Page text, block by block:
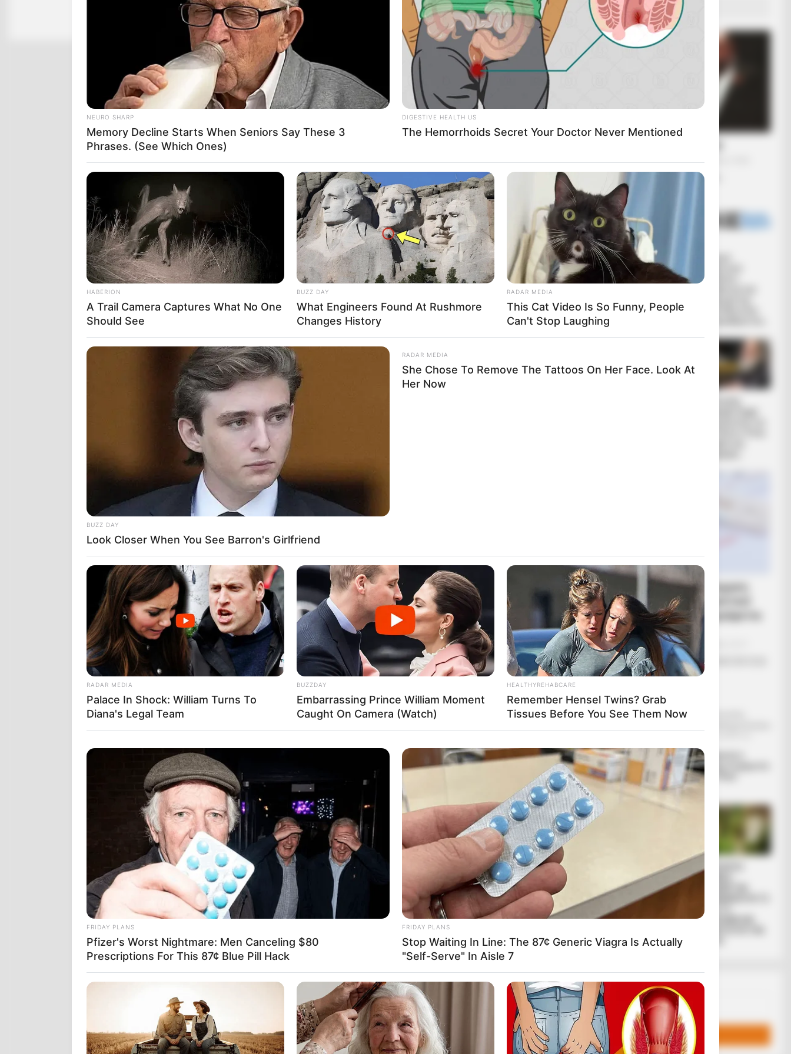
ΤΑΥΓΕΤΟΣ ΤΟ ΠΡΩΤΟ ΑΣΤΕΡΟΣΚΟΠΕΙΟ. Είναι γνωστό ότι … στην Κορυφή τού Ταϋγέτου,
υπάρχει μία Φυσική ΠΥΡΑΜΙΔΑ η οποία φαίνεται να είναι τεχνητά διαμορφωμένη και
χρησίμευε για Αστρονομικές παρατηρήσεις και μετρήσεις! Σύμφωνα με τον Διογένη τον
Λαέρτιο ήταν το αστεροσκοπείο τού Αναξίμανδρου, ο οποίος κατασκεύασε έναν γνώμονα που
ήλιος! Ήταν το ονομαστό ηλιακό ρολόι! Πόσο… ”τυχαίον”;;;;;!!!!!
προέρχονται από μία φράση η οποία χωρίζεται στα δύο, την: ”Εν Εαυτώ Ετάζον” που σημαίνει:
Αυτό που Εξετάζει (Ετάζει) τα Εντός τού Εαυτού του … Όσα δηλαδή γίνονται, μέσα στον Εαυτό
του.
Έτσι:• ΕΝΙΑΥΤΟΣ < εν εαυτώ • ΕΤΟΣ < ετάζον. Πράγματι, ο χρόνος (έτος) κρίνει την έκβαση
των πραγμάτων, εξετάζοντας (ετάζων) τα αίτια, που θα καθορίσουν τα αποτελέσματα των
αιτίων αυτών, μέσα στο χρόνο (εν εαυτώ). Άλλες δε λέξεις που σημαίνουν το ίδιο με τον
Ενιαυτό και χρησιμοποιούνται στην αρχαία Γραμματεία, είναι: ΈΝΟΣ, ΓΕΤΟΣ –ή– ΓΕΤΟΡ (εξ ού
& το αγγλ.=> Year), ΛΥΚΑΒΑΣ και ΏΡΟΣ, δηλώνοντας η καθεμία, μιά ξεχωριστή Ιδιότητα τού
Έτους.
Είναι ΕΝ-ΔΙΑ-ΦΕΡΟΝ να παρατηρήσουμε ότι, το όνομα Τ Α Ϋ Γ Ε Τ Ο Σ μπορεί
ετυμολογικά να αναλυθεί ως εξής:
ΔΗΜΟΦΙΛΗ ΑΡΘΡΑ
Πέμπτη, 29 Σεπτεμβρίου 2022, 19:54
Η omertà της Covid… “Αλλά...
Ο Υπόγειος
Πόλεμος είναι
γεγονός.. Το κυνήγι
Συμβούλιο:
ΕΠΕΙΓΟΝ: Στην απόφαση
ΑΠΑΓΟΡΕΥΣΗΣ rapid test
από τον Ε.Ο.Φ αναγράφεται
καθαρά ότι...
Σάββατο, 27 Αυγούστου 2022, 10:17
ΕΠΕΙΓΟΝ: Στην απόφαση ΑΠΑΓΟΡΕΥΣΗΣ
rapid...
Έρχεται το
μεγαλύτερο κραχ
στη σύγχρονη
Ιστορία
Διέρρευσε η
κρίσιμη συμφωνία
ΕΕ – Pfizer
Μια σημαντική και
δίκαιη ανάλυση
της ομιλίας του
Πούτιν.. Ο οποίος
δεν...
ΙΡΙΔΙΖΟΝΤΕΣ
ΦΩΣ ΣΤΟ
ΣΤΕΡΕΩΜΑ ΚΑΙ
Email address:
NEURO SHARP
Memory Decline Starts When Seniors Say These 3
Phrases. (See Which Ones)
DIGESTIVE HEALTH US
The Hemorrhoids Secret Your Doctor Never Mentioned
HABERION
A Trail Camera Captures What No One
Should See
BUZZ DAY
What Engineers Found At Rushmore
Changes History
RADAR MEDIA
This Cat Video Is So Funny, People
Can't Stop Laughing
BUZZ DAY
Look Closer When You See Barron's Girlfriend
RADAR MEDIA
She Chose To Remove The Tattoos On Her Face. Look At
Her Now
RADAR MEDIA
Palace In Shock: William Turns To
Diana's Legal Team
BUZZDAY
Embarrassing Prince William Moment
Caught On Camera (Watch)
HEALTHYREHABCARE
Remember Hensel Twins? Grab
Tissues Before You See Them Now
FRIDAY PLANS
Pfizer's Worst Nightmare: Men Canceling $80
Prescriptions For This 87¢ Blue Pill Hack
FRIDAY PLANS
Stop Waiting In Line: The 87¢ Generic Viagra Is Actually
"Self-Serve" In Aisle 7